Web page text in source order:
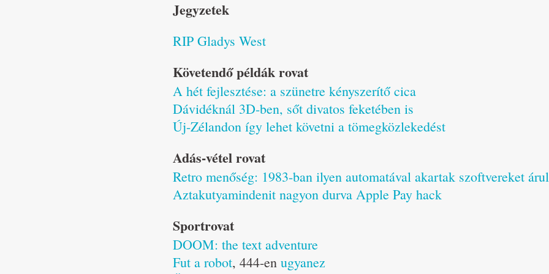
Jegyzetek
RIP Gladys West
Követendő példák rovat
A hét fejlesztése: a szünetre kényszerítő cica
Dávidéknál 3D-ben, sőt divatos feketében is
Új-Zélandon így lehet követni a tömegközlekedést
Adás-vétel rovat
Retro menőség: 1983-ban ilyen automatával akartak szoftvereket
Aztakutyamindenit nagyon durva Apple Pay hack
Sportrovat
DOOM: the text adventure
Fut a robot, 444-en ugyanez